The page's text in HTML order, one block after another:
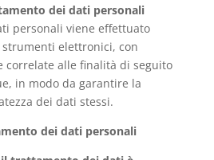
dei dati personali
personali viene effettuato
elettronici, con
correlate alle finalità di seguito
in modo da garantire la
dei dati stessi.
dei dati personali